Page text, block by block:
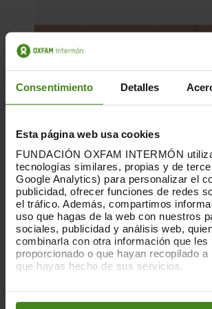
Consentimiento Detalles
Esta página web usa cookies
FUNDACIÓN OXFAM INTERMÓN
tecnologías similares, propias y de
Google Analytics) para personalizar el
publicidad, ofrecer funciones de redes
el tráfico. Además, compartimos
uso que hagas de la web con nuestros
sociales, publicidad y análisis web,
combinarla con otra información que les
proporcionado o que hayan recopilado a
que hayas hecho de sus servicios.
preferencias accediendo a nuestra
15.05.2025
Manifest per a una ciutat